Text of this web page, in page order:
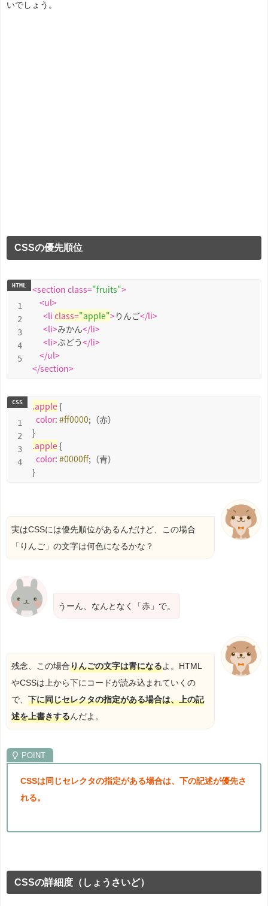
いでしょう。
CSSの優先順位
<section class="fruits">
<ul>
<li class="apple">りんご</li>
<li>みかん</li>
<li>ぶどう</li>
</ul>
</section>
.apple {
color: #ff0000;（赤）
.apple {
color: #0000ff;（青）
}
実はCSSには優先順位があるんだけど、この場合
「りんご」の文字は何色になるかな？
うーん、なんとなく「赤」で。
残念、この場合りんごの文字は青になるよ。HTML
やCSSは上から下にコードが読み込まれていくの
で、 下に同じセレクタの指定がある場合は、上の記
述を上書きするんだよ。
CSSは同じセレクタの指定がある場合は、下の記述が優先さ
れる。
CSSの詳細度（しょうさいど）